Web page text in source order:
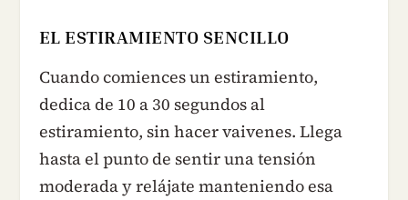
EL ESTIRAMIENTO SENCILLO
Cuando comiences un estiramiento,
dedica de 10 a 30 segundos al
estiramiento, sin hacer vaivenes. Llega
hasta el punto de sentir una tensión
moderada y relájate manteniendo esa